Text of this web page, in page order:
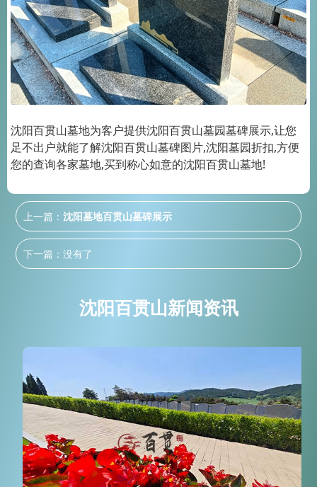
沈阳百贯山墓地为客户提供沈阳百贯山墓园墓碑展示,让您
足不出户就能了解沈阳百贯山墓碑图片,沈阳墓园折扣,方便
您的查询各家墓地,买到称心如意的沈阳百贯山墓地!
上一篇： 沈阳墓地百贯山墓碑展示
下一篇：没有了
沈阳百贯山新闻资讯